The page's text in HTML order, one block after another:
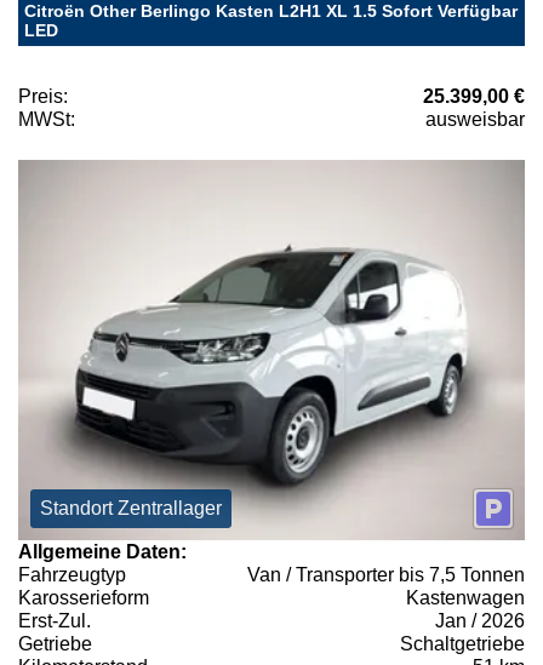
Citroën Other Berlingo Kasten L2H1 XL 1.5 Sofort Verfügbar
LED
Preis:
25.399,00 €
MWSt:
ausweisbar
Standort Zentrallager
Allgemeine Daten:
Fahrzeugtyp
Van / Transporter bis 7,5 Tonnen
Karosserieform
Kastenwagen
Erst-Zul.
Jan / 2026
Getriebe
Schaltgetriebe